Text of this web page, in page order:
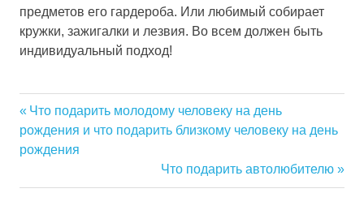
предметов его гардероба. Или любимый собирает
кружки, зажигалки и лезвия. Во всем должен быть
индивидуальный подход!
Навигация
Previous
Post:
Что подарить молодому человеку на день
рождения и что подарить близкому человеку на день
рождения
Next
Post:
Что подарить автолюбителю